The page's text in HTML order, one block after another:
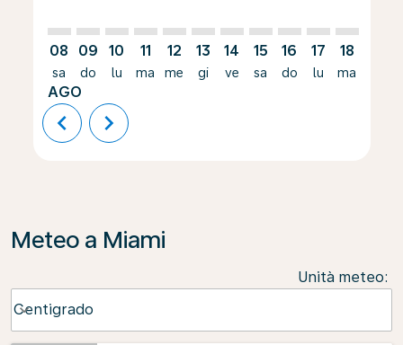
08
sa
AGO
09
do
10
lu
11
ma
12
me
13
gi
14
ve
15
sa
16
do
17
lu
18
ma
chevron_left chevron_right
Meteo a Miami
Unità meteo:
Centigrado
keyboard_arrow_down